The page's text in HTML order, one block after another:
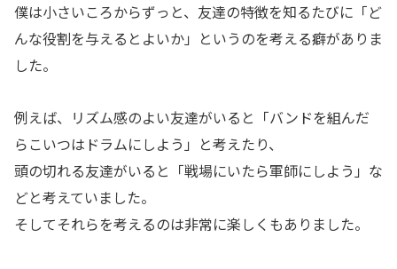
僕は小さいころからずっと、友達の特徴を知るたびに「ど
んな役割を与えるとよいか」というのを考える癖がありま
した。
例えば、リズム感のよい友達がいると「バンドを組んだ
らこいつはドラムにしよう」と考えたり、
頭の切れる友達がいると「戦場にいたら軍師にしよう」な
どと考えていました。
そしてそれらを考えるのは非常に楽しくもありました。